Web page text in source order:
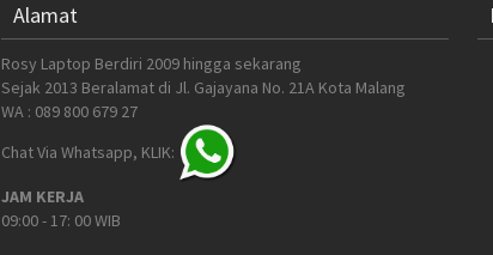
Alamat
Rosy Laptop Berdiri 2009 hingga sekarang
Sejak 2013 Beralamat di Jl. Gajayana No. 21A Kota Malang
WA : 089 800 679 27
Chat Via Whatsapp, KLIK:
JAM KERJA
09:00 - 17: 00 WIB